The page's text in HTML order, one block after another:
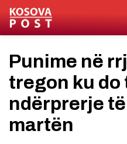
Punime në
tregon ku do
ndërprerje
martën